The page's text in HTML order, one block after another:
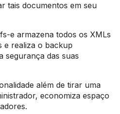
tais documentos em seu
e armazena todos os XMLs
e realiza o backup
segurança das suas
além de tirar uma
economiza espaço